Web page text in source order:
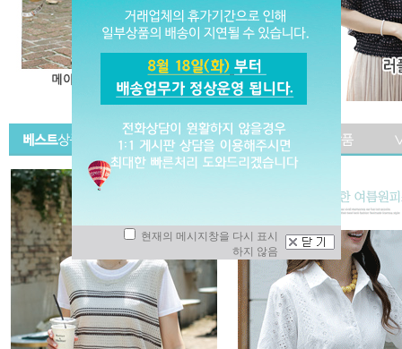
현재의 메시지창을 다시 표시
하지 않음